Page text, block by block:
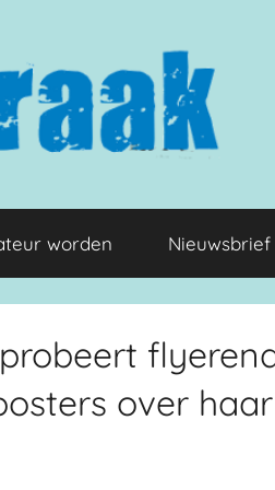
worden Nieuwsbrief
over